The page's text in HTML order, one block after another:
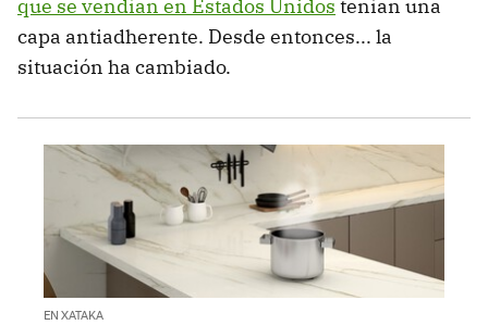
que se vendían en Estados Unidos tenían una
capa antiadherente. Desde entonces... la
situación ha cambiado.
EN XATAKA